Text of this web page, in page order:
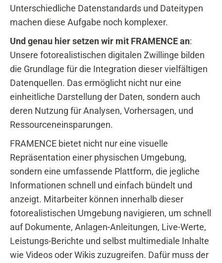
Unterschiedliche Datenstandards und Dateitypen
machen diese Aufgabe noch komplexer.
Und genau hier setzen wir mit FRAMENCE an:
Unsere fotorealistischen digitalen Zwillinge bilden
die Grundlage für die Integration dieser vielfältigen
Datenquellen. Das ermöglicht nicht nur eine
einheitliche Darstellung der Daten, sondern auch
deren Nutzung für Analysen, Vorhersagen, und
Ressourceneinsparungen.
FRAMENCE bietet nicht nur eine visuelle
Repräsentation einer physischen Umgebung,
sondern eine umfassende Plattform, die jegliche
Informationen schnell und einfach bündelt und
anzeigt. Mitarbeiter können innerhalb dieser
fotorealistischen Umgebung navigieren, um schnell
auf Dokumente, Anlagen-Anleitungen, Live-Werte,
Leistungs-Berichte und selbst multimediale Inhalte
wie Videos oder Wikis zuzugreifen. Dafür muss der